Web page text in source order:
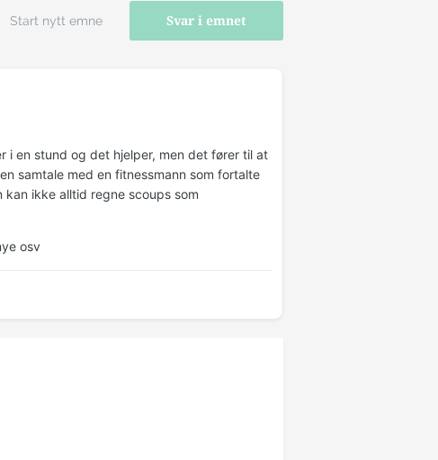
Svar i emnet
Start nytt emne
i en stund og det hjelper, men det fører til at
samtale med en fitnessmann som fortalte
ikke alltid regne scoups som
osv